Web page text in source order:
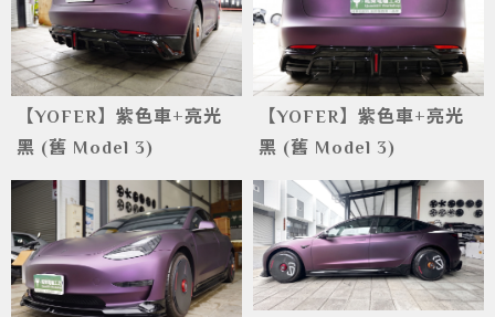
【YOFER】紫色車+亮光
黑 (舊 Model 3)
【YOFER】紫色車+亮光
黑 (舊 Model 3)